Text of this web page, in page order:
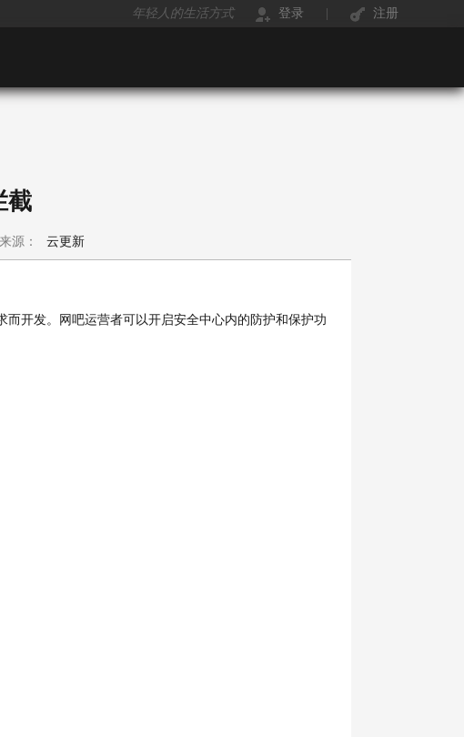
年轻人的生活方式 登录 注册
截
来源： 云更新
开发。网吧运营者可以开启安全中心内的防护和保护功